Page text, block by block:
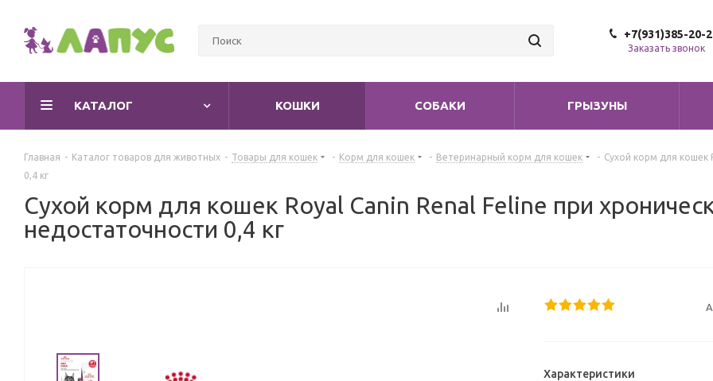
+7(931)385-20-
Заказать звонок
КАТАЛОГ КОШКИ СОБАКИ ГРЫЗУНЫ
Главная - Каталог товаров для животных - Товары для кошек - Корм для кошек - Ветеринарный корм для кошек - Сухой корм для кошек
0,4 кг
Сухой корм для кошек Royal Canin Renal Feline при
недостаточности 0,4 кг
Характеристики